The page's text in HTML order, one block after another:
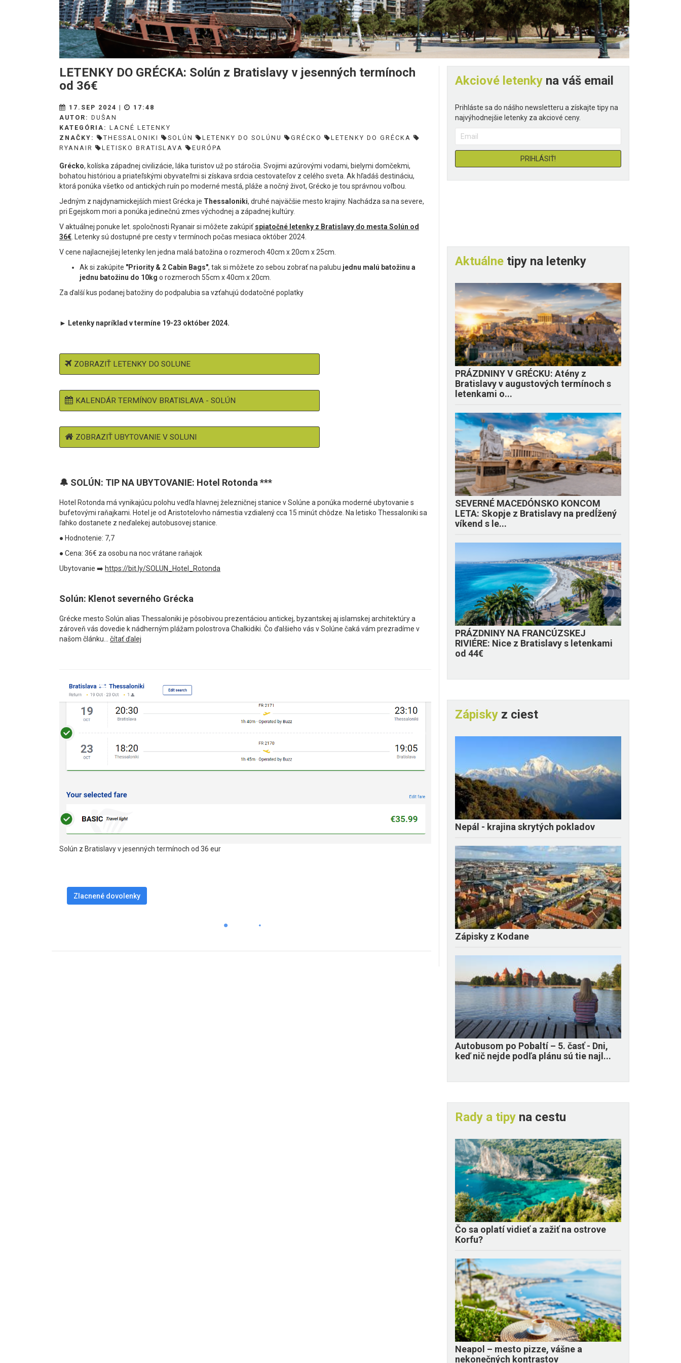
LETENKY DO GRÉCKA: Solún z Bratislavy v jesenných termínoch
od 36€
17.SEP 2024 |
17:48
AUTOR: DUŠAN
KATEGÓRIA: LACNÉ LETENKY
ZNAČKY:
THESSALONIKI SOLÚN LETENKY DO SOLÚNU GRÉCKO
LETENKY DO GRÉCKA
RYANAIR
LETISKO BRATISLAVA EURÓPA
Grécko, kolíska západnej civilizácie, láka turistov už po stáročia. Svojimi azúrovými vodami, bielymi domčekmi,
bohatou históriou a priateľskými obyvateľmi si získava srdcia cestovateľov z celého sveta. Ak hľadáš destináciu,
ktorá ponúka všetko od antických ruín po moderné mestá, pláže a nočný život, Grécko je tou správnou voľbou.
Jedným z najdynamickejších miest Grécka je Thessaloniki, druhé najväčšie mesto krajiny. Nachádza sa na severe,
pri Egejskom mori a ponúka jedinečnú zmes východnej a západnej kultúry.
V aktuálnej ponuke let. spoločnosti Ryanair si môžete zakúpiť spiatočné letenky z Bratislavy do mesta Solún od
36€ . Letenky sú dostupné pre cesty v termínoch počas mesiaca október 2024.
V cene najlacnejšej letenky len jedna malá batožina o rozmeroch 40cm x 20cm x 25cm.
Ak si zakúpite "Priority & 2 Cabin Bags", tak si môžete zo sebou zobrať na palubu jednu malú batožinu a
jednu batožinu do 10kg o rozmeroch 55cm x 40cm x 20cm.
Za ďalší kus podanej batožiny do podpalubia sa vzťahujú dodatočné poplatky
► Letenky napríklad v termíne 19-23 október 2024.
ZOBRAZIŤ LETENKY DO SOLUNE
KALENDÁR TERMÍNOV BRATISLAVA - SOLÚN
ZOBRAZIŤ UBYTOVANIE V SOLUNI
🔔 SOLÚN: TIP NA UBYTOVANIE: Hotel Rotonda ***
Hotel Rotonda má vynikajúcu polohu vedľa hlavnej železničnej stanice v Solúne a ponúka moderné ubytovanie s
bufetovými raňajkami. Hotel je od Aristotelovho námestia vzdialený cca 15 minút chôdze. Na letisko Thessaloniki sa
ľahko dostanete z neďalekej autobusovej stanice.
● Hodnotenie: 7,7
● Cena: 36€ za osobu na noc vrátane raňajok
Ubytovanie ➡️ https://bit.ly/SOLUN_Hotel_Rotonda
Solún: Klenot severného Grécka
Grécke mesto Solún alias Thessaloniki je pôsobivou prezentáciou antickej, byzantskej aj islamskej architektúry a
zároveň vás dovedie k nádherným plážam polostrova Chalkidiki. Čo ďalšieho vás v Solúne čaká vám prezradíme v
našom článku... čítať ďalej
Solún z Bratislavy v jesenných termínoch od 36 eur
Zlacnené dovolenky
Akciové letenky na váš email
Prihláste sa do nášho newsletteru a získajte tipy na
najvýhodnejšie letenky za akciové ceny.
Aktuálne tipy na letenky
PRÁZDNINY V GRÉCKU: Atény z
Bratislavy v augustových termínoch s
letenkami o...
SEVERNÉ MACEDÓNSKO KONCOM
LETA: Skopje z Bratislavy na predĺžený
víkend s le...
PRÁZDNINY NA FRANCÚZSKEJ
RIVIÉRE: Nice z Bratislavy s letenkami
od 44€
Zápisky z ciest
Nepál - krajina skrytých pokladov
Zápisky z Kodane
​Autobusom po Pobaltí – 5. časť - Dni,
keď nič nejde podľa plánu sú tie najl...
Rady a tipy na cestu
Čo sa oplatí vidieť a zažiť na ostrove
Korfu?
Neapol – mesto pizze, vášne a
nekonečných kontrastov